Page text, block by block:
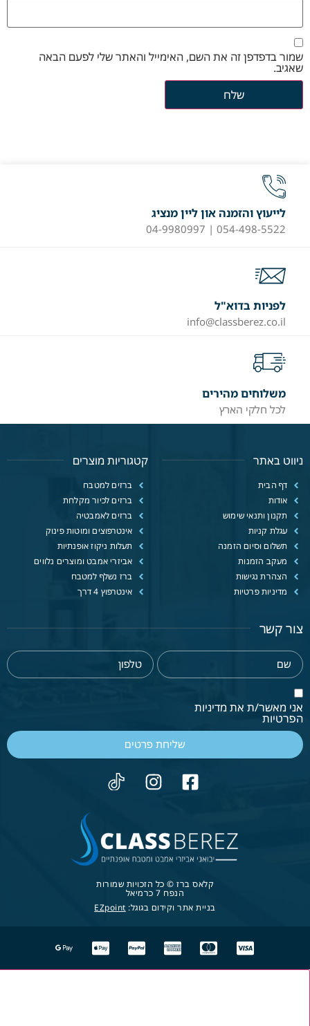
שמור בדפדפן זה את השם, האימייל והאתר שלי לפעם הבאה
שאגיב.
לייעוץ והזמנה און ליין מנציג
054-498-5522 | 04-9980997
לפניות בדוא"ל
info@classberez.co.il
משלוחים מהירים
לכל חלקי הארץ
ניווט באתר
דף הבית
אודות
תקנון ותנאי שימוש
עגלת קניות
תשלום וסיום הזמנה
מעקב הזמנות
הצהרת נגישות
מדיניות פרטיות
קטגוריות מוצרים
ברזים למטבח
ברזים לכיור מקלחת
ברזים לאמבטיה
אינטרפוצים ומוטות פינוק
תעלות ניקוז אופנתיות
אביזרי אמבט ומוצרים נלווים
ברז נשלף למטבח
אינטרפוץ 4 דרך
צור קשר
אני מאשר/ת את מדיניות
הפרטיות
שליחת פרטים
קלאס ברז © כל הזכויות שמורות
הנפח 7 כרמיאל
בניית אתר וקידום בגוגל: EZpoint